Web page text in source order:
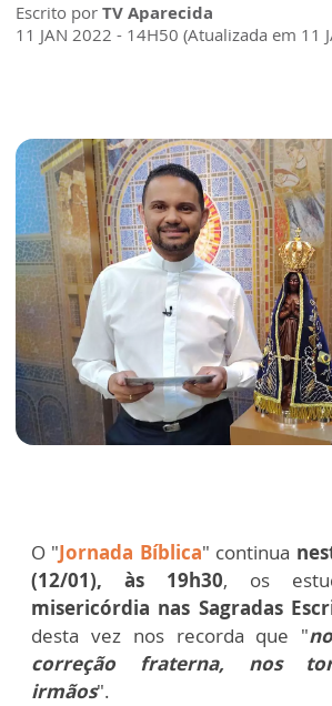
Escrito por TV Aparecida
11 JAN 2022 - 14H50 (Atualizada em 11
O "Jornada Bíblica" continua
(12/01), às 19h30, os
misericórdia nas Sagradas
desta vez nos recorda que "
correção fraterna, nos
irmãos".